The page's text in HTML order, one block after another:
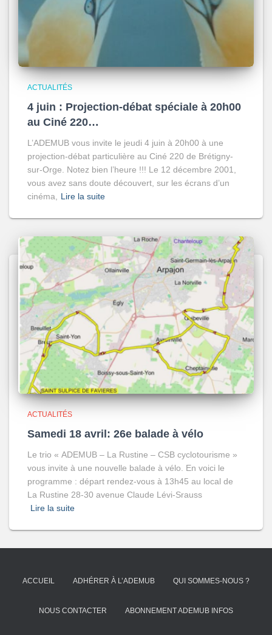
ACTUALITÉS
4 juin : Projection-débat spéciale à 20h00
au Ciné 220…
L’ADEMUB vous invite le jeudi 4 juin à 20h00 à une
projection-débat particulière au Ciné 220 de Brétigny-
sur-Orge. Notez bien l’heure !!! Le 12 décembre 2001,
vous avez sans doute découvert, sur les écrans d’un
cinéma, Lire la suite
ACTUALITÉS
Samedi 18 avril: 26e balade à vélo
Le trio « ADEMUB – La Rustine – CSB cyclotourisme »
vous invite à une nouvelle balade à vélo. En voici le
programme : départ rendez-vous à 13h45 au local de
La Rustine 28-30 avenue Claude Lévi-Srauss
Lire la suite
ACCUEIL ADHÉRER À L’ADEMUB QUI SOMMES-NOUS ?
NOUS CONTACTER ABONNEMENT ADEMUB INFOS